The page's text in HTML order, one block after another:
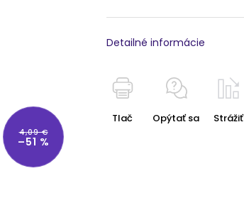
4,09 €
–51 %
Detailné informácie
Tlač Opýtať sa Strážiť